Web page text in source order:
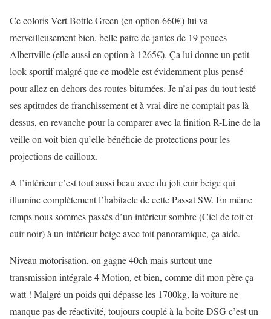
Ce coloris Vert Bottle Green (en option 660€) lui va
merveilleusement bien, belle paire de jantes de 19 pouces
Albertville (elle aussi en option à 1265€). Ça lui donne un petit
look sportif malgré que ce modèle est évidemment plus pensé
pour allez en dehors des routes bitumées. Je n’ai pas du tout testé
ses aptitudes de franchissement et à vrai dire ne comptait pas là
dessus, en revanche pour la comparer avec la finition R-Line de la
veille on voit bien qu’elle bénéficie de protections pour les
projections de cailloux.
A l’intérieur c’est tout aussi beau avec du joli cuir beige qui
illumine complètement l’habitacle de cette Passat SW. En même
temps nous sommes passés d’un intérieur sombre (Ciel de toit et
cuir noir) à un intérieur beige avec toit panoramique, ça aide.
Niveau motorisation, on gagne 40ch mais surtout une
transmission intégrale 4 Motion, et bien, comme dit mon père ça
watt ! Malgré un poids qui dépasse les 1700kg, la voiture ne
manque pas de réactivité, toujours couplé à la boite DSG c’est un